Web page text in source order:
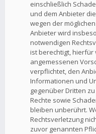
einschließlich
und dem Anbieter
wegen der
Anbieter wird
notwendigen
ist berechtigt, hierfür
angemessenen
verpflichtet, den
Informationen und
gegenüber Dritten
Rechte sowie
bleiben unberührt.
Rechtsverletzung
zuvor genannten